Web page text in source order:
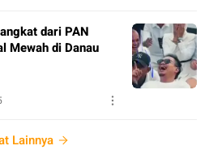
dari PAN
Mewah di Danau
Lainnya